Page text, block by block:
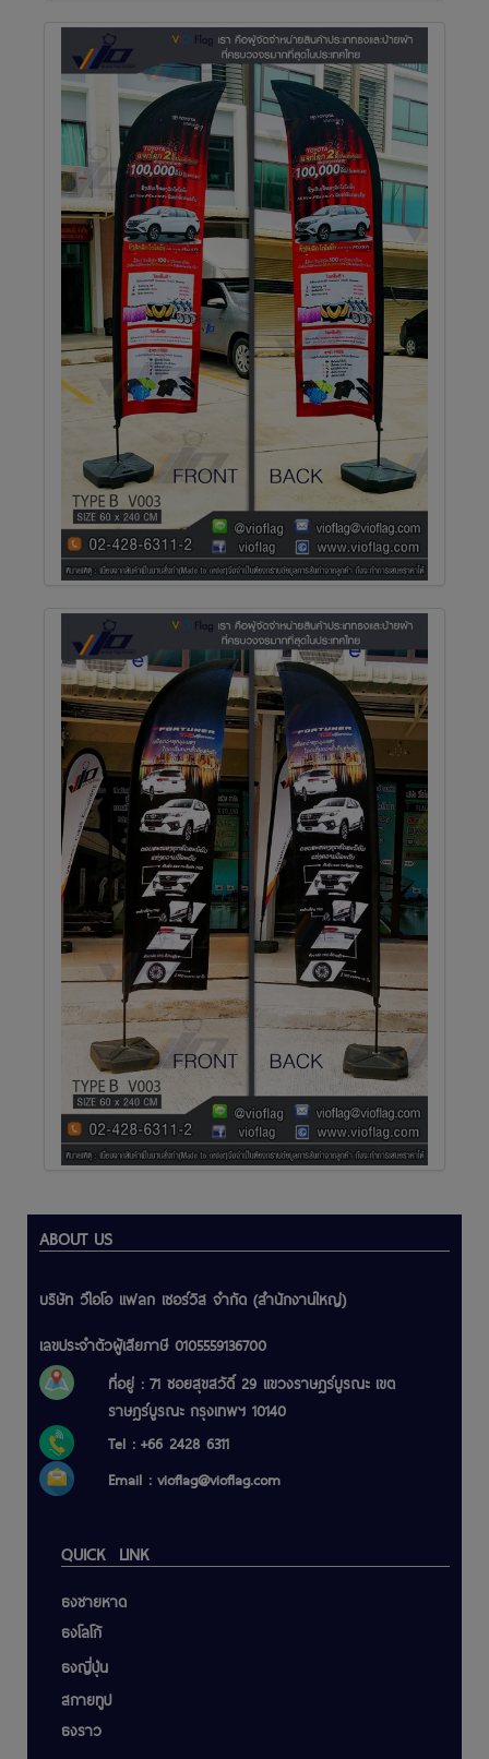
ABOUT US
บริษัท วีไอโอ แฟลก เซอร์วิส จำกัด (สำนักงานใหญ่)
เลขประจำตัวผู้เสียภาษี 0105559136700
ที่อยู่ : 71 ซอยสุขสวัดิ์ 29 แขวงราษฎร์บูรณะ เขต
ราษฎร์บูรณะ กรุงเทพฯ 10140
Tel : +66 2428 6311
Email : vioflag@vioflag.com
QUICK LINK
ธงชายหาด
ธงโลโก้
ธงญี่ปุ่น
สกายทูป
ธงราว